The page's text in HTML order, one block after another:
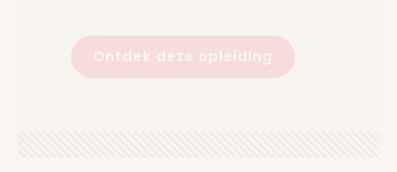
Ontdek deze opleiding